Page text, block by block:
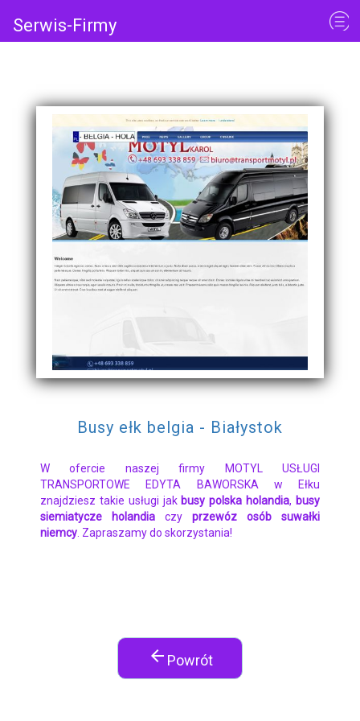
Serwis-Firmy
Busy ełk belgia - Białystok
W ofercie naszej firmy MOTYL USŁUGI
TRANSPORTOWE EDYTA BAWORSKA w Ełku
znajdziesz takie usługi jak busy polska holandia, busy
siemiatycze holandia czy przewóz osób suwałki
niemcy . Zapraszamy do skorzystania!
arrow_back Powrót